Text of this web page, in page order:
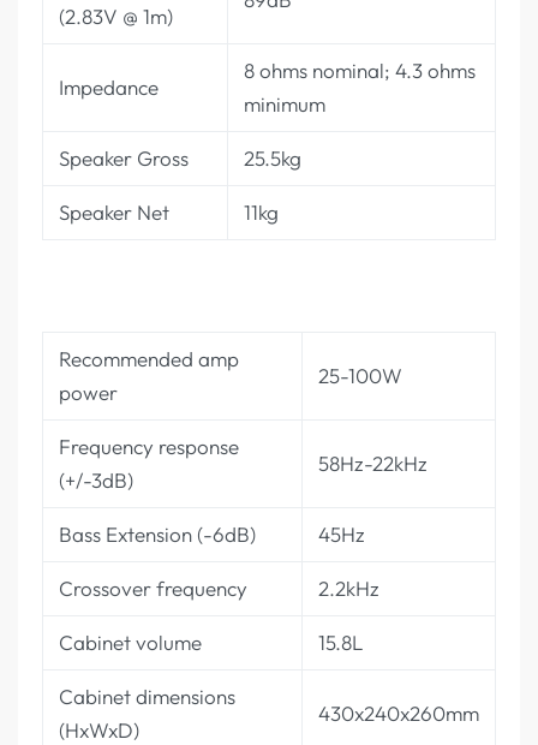
(2.83V @ 1m)
Impedance
8 ohms nominal; 4.3 ohms
minimum
Speaker Gross 25.5kg
Speaker Net 11kg
Recommended amp
power
25-100W
Frequency response
(+/-3dB)
58Hz-22kHz
Bass Extension (-6dB) 45Hz
Crossover frequency 2.2kHz
Cabinet volume 15.8L
Cabinet dimensions
(HxWxD)
430x240x260mm